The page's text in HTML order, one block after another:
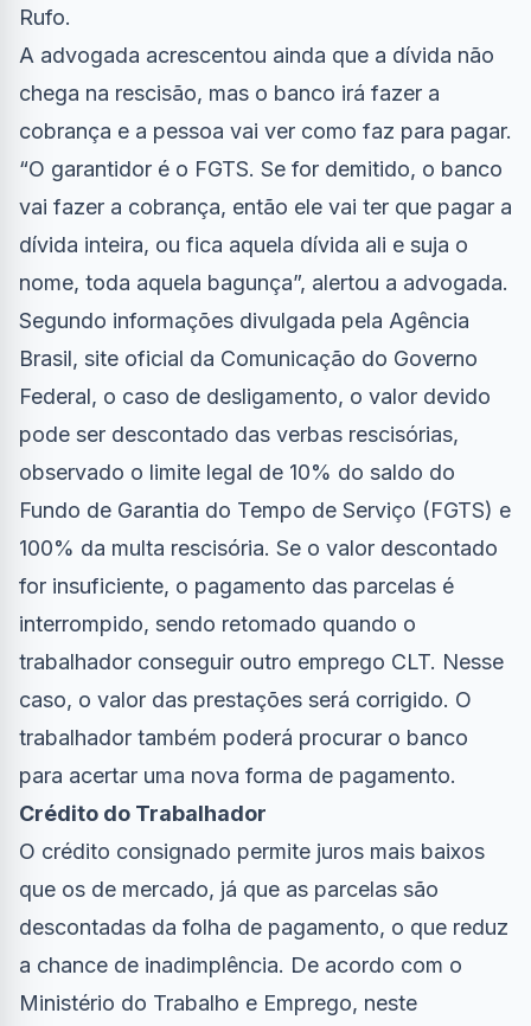
Rufo.
A advogada acrescentou ainda que a dívida não
chega na rescisão, mas o banco irá fazer a
cobrança e a pessoa vai ver como faz para pagar.
“O garantidor é o FGTS. Se for demitido, o banco
vai fazer a cobrança, então ele vai ter que pagar a
dívida inteira, ou fica aquela dívida ali e suja o
nome, toda aquela bagunça”, alertou a advogada.
Segundo informações divulgada pela Agência
Brasil, site oficial da Comunicação do Governo
Federal, o caso de desligamento, o valor devido
pode ser descontado das verbas rescisórias,
observado o limite legal de 10% do saldo do
Fundo de Garantia do Tempo de Serviço (FGTS) e
100% da multa rescisória. Se o valor descontado
for insuficiente, o pagamento das parcelas é
interrompido, sendo retomado quando o
trabalhador conseguir outro emprego CLT. Nesse
caso, o valor das prestações será corrigido. O
trabalhador também poderá procurar o banco
para acertar uma nova forma de pagamento.
Crédito do Trabalhador
O crédito consignado permite juros mais baixos
que os de mercado, já que as parcelas são
descontadas da folha de pagamento, o que reduz
a chance de inadimplência. De acordo com o
Ministério do Trabalho e Emprego, neste